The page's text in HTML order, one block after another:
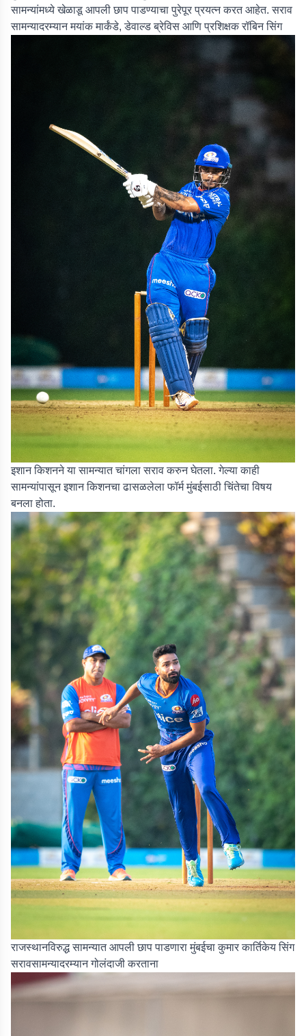
सामन्यांमध्ये खेळाडू आपली छाप पाडण्याचा पुरेपूर प्रयत्न करत आहेत. सराव
सामन्यादरम्यान मयांक मार्कंडे, डेवाल्ड ब्रेविस आणि प्रशिक्षक रॉबिन सिंग
इशान किशनने या सामन्यात चांगला सराव करुन घेतला. गेल्या काही
सामन्यांपासून इशान किशनचा ढासळलेला फॉर्म मुंबईसाठी चिंतेचा विषय
बनला होता.
राजस्थानविरुद्ध सामन्यात आपली छाप पाडणारा मुंबईचा कुमार कार्तिकेय सिंग
सरावसामन्यादरम्यान गोलंदाजी करताना